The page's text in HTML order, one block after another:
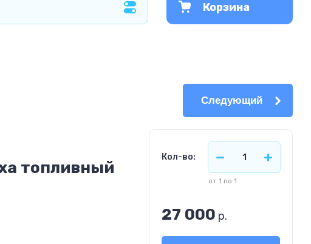
Корзина
Следующий
топливный
Кол-во:
от 1 по 1
27 000 р.